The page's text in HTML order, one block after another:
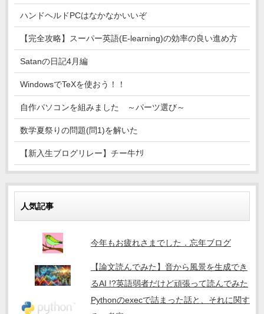
ハンドヘルドPCはなかなかいいぞ
【完全攻略】スーパー英語(E-learning)の効率の良い進め方
Satanの日記4月編
WindowsでTeXを使おう！！
自作パソコンを組みました ～パーツ選び～
数学夏祭りの問題(問1)を解いた
【新入生ブログリレー】チー牛ﾅﾘ
人気記事
今年もお疲れさまでした．忘年ブログ
【論文読んでみた】音から風景を生成でき
るAI !?英語弱者だけど頑張って読んでみた
Pythonのexecで詰まった話と、それに関す